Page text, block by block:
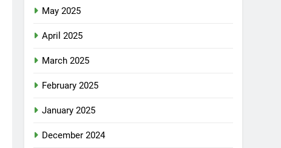
May 2025
April 2025
March 2025
February 2025
January 2025
December 2024